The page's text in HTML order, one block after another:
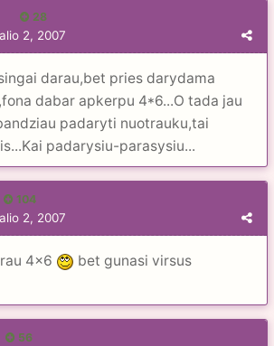
28
2, 2007
darau,bet pries darydama
dabar apkerpu 4*6...O tada jau
padaryti nuotrauku,tai
padarysiu-parasysiu...
104
2, 2007
4x6
bet gunasi virsus
56